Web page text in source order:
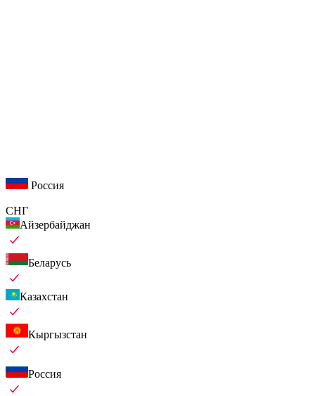
Россия
СНГ
Айзербайджан
Беларусь
Казахстан
Кыргызстан
Россия